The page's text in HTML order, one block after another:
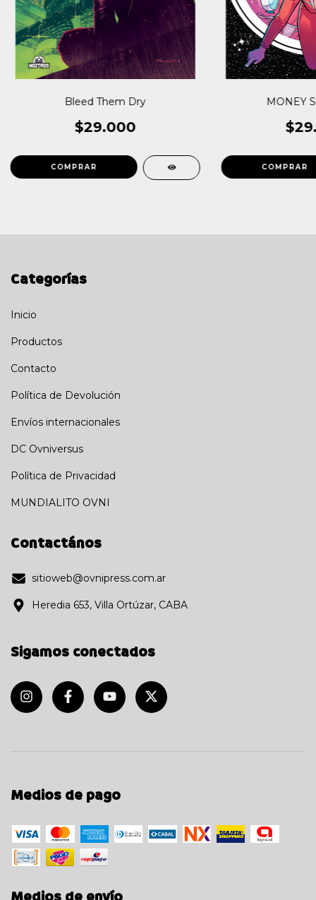
Bleed Them Dry
$29.000
MONEY
Categorías
Inicio
Productos
Contacto
Política de Devolución
Envíos internacionales
DC Ovniversus
Política de Privacidad
MUNDIALITO OVNI
Contactános
sitioweb@ovnipress.com.ar
Heredia 653, Villa Ortúzar, CABA
Sigamos conectados
Medios de pago